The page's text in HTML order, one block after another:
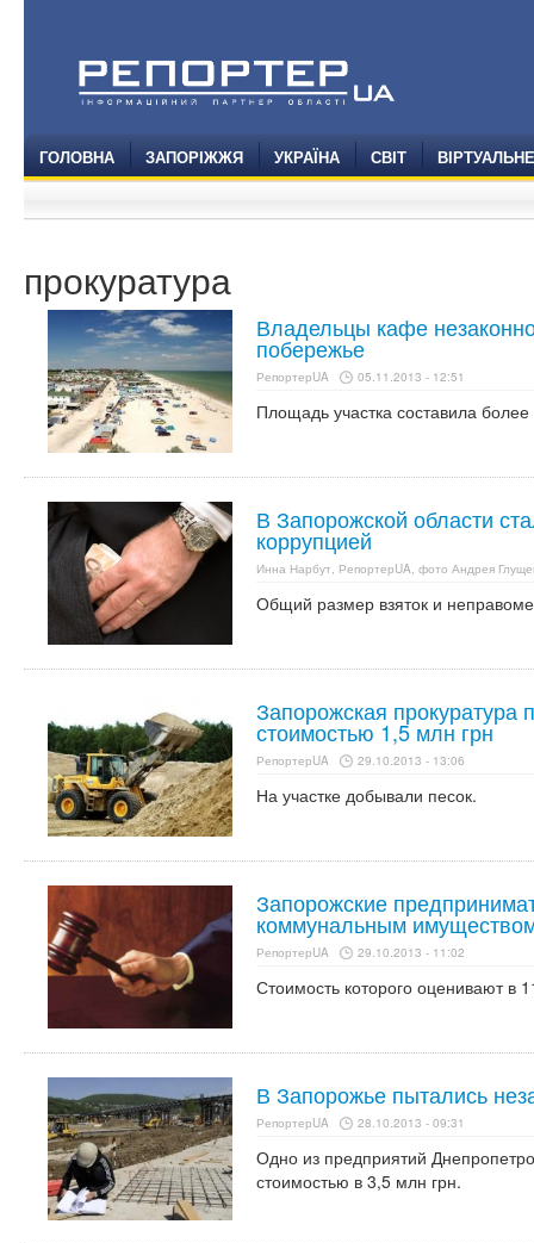
ГОЛОВНА ЗАПОРІЖЖЯ УКРАЇНА СВІТ
прокуратура
Владельцы кафе
побережье
РепортерUA 05.11.2013 - 12:51
Площадь участка составила
В Запорожской области
коррупцией
Инна Нарбут, РепортерUA, фото Андрея
Общий размер взяток и
Запорожская прокуратура
стоимостью 1,5 млн грн
РепортерUA 29.10.2013 - 13:06
На участке добывали песок.
Запорожские
коммунальным
РепортерUA 29.10.2013 - 11:02
Стоимость которого оценивают в
В Запорожье пытались
РепортерUA 28.10.2013 - 09:31
Одно из предприятий
стоимостью в 3,5 млн грн.